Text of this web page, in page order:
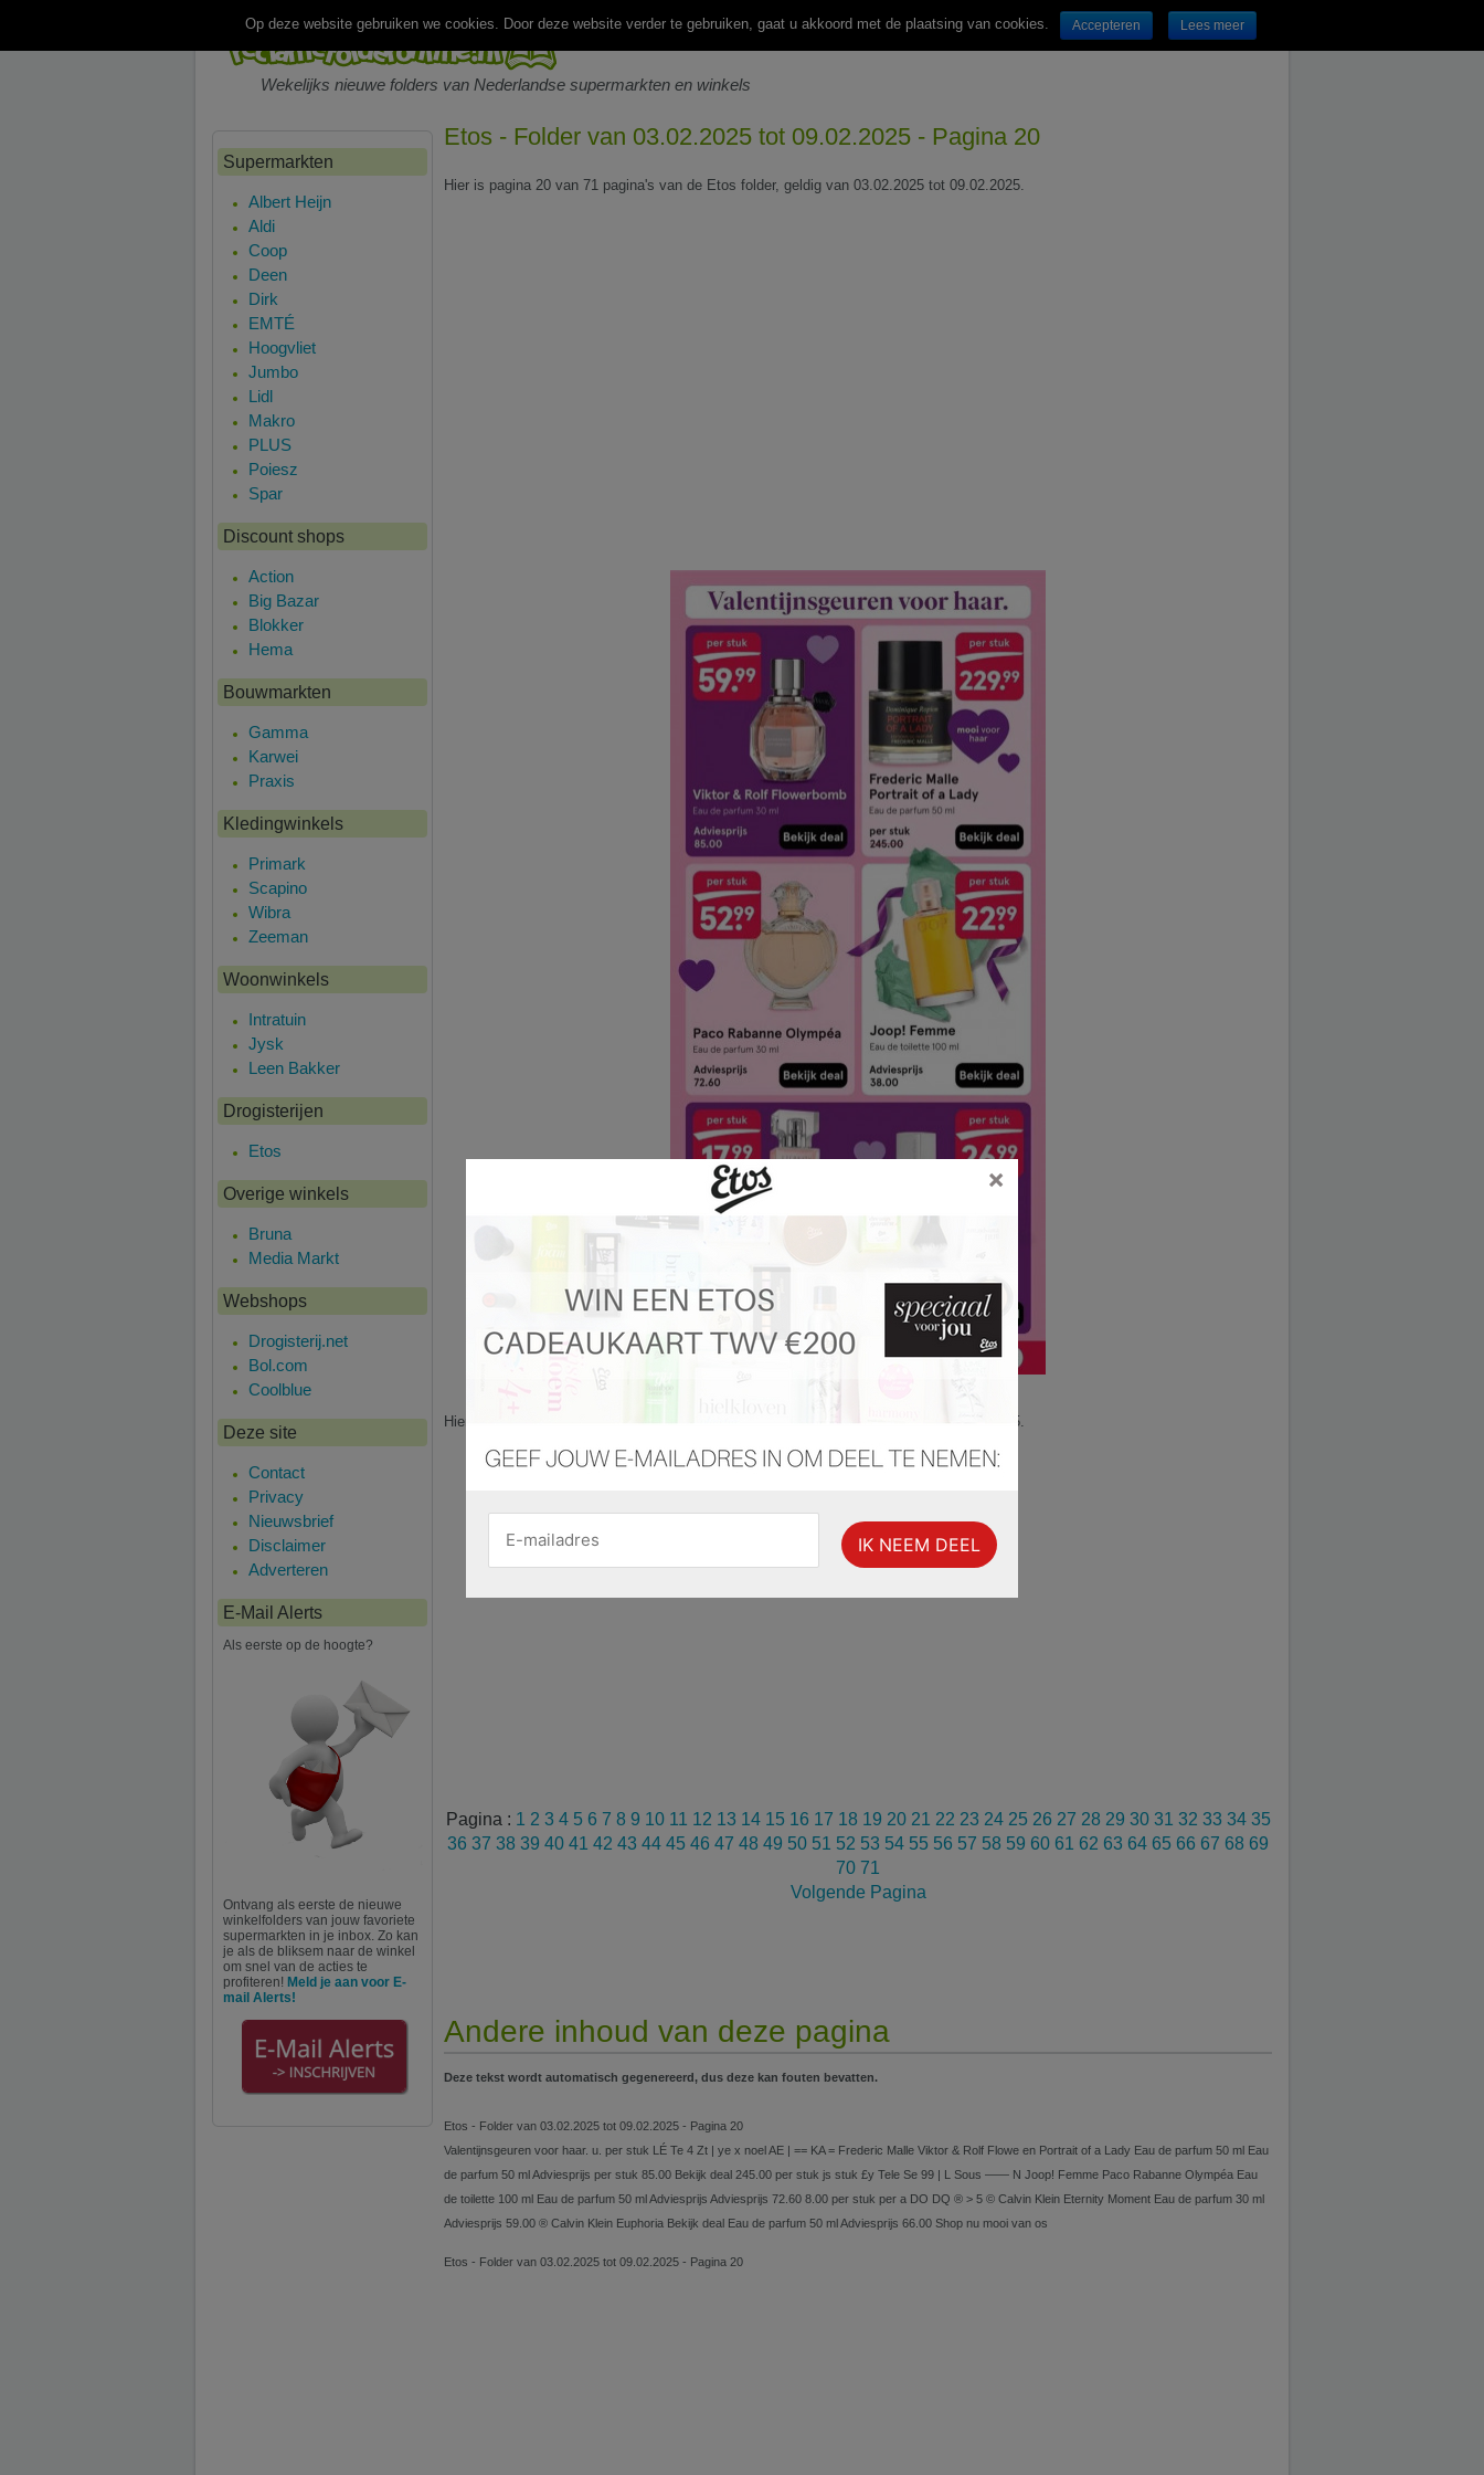
Wekelijks nieuwe folders van Nederlandse supermarkten en winkels
Etos - Folder van 03.02.2025 tot 09.02.2025 - Pagina 20
Hier is pagina 20 van 71 pagina's van de Etos folder, geldig van 03.02.2025 tot 09.02.2025.
Hier is pagina 20 van 71 pagina's van de Etos folder, geldig van 03.02.2025 tot 09.02.2025.
Pagina : 1 2 3 4 5 6 7 8 9 10 11 12 13 14 15 16 17 18 19 20 21 22 23 24 25 26 27 28 29 30 31 32 33 34 35
36 37 38 39 40 41 42 43 44 45 46 47 48 49 50 51 52 53 54 55 56 57 58 59 60 61 62 63 64 65 66 67 68 69
70 71
Volgende Pagina
Andere inhoud van deze pagina
Deze tekst wordt automatisch gegenereerd, dus deze kan fouten bevatten.
Etos - Folder van 03.02.2025 tot 09.02.2025 - Pagina 20
Valentijnsgeuren voor haar. u. per stuk LÉ Te 4 Zt | ye x noel AE | == KA = Frederic Malle Viktor & Rolf Flowe en Portrait of a Lady Eau de parfum 50 ml Eau
de parfum 50 ml Adviesprijs per stuk 85.00 Bekijk deal 245.00 per stuk js stuk £y Tele Se 99 | L Sous —— N Joop! Femme Paco Rabanne Olympéa Eau
de toilette 100 ml Eau de parfum 50 ml Adviesprijs Adviesprijs 72.60 8.00 per stuk per a DO DQ ® > 5 © Calvin Klein Eternity Moment Eau de parfum 30 ml
Adviesprijs 59.00 ® Calvin Klein Euphoria Bekijk deal Eau de parfum 50 ml Adviesprijs 66.00 Shop nu mooi van os
Etos - Folder van 03.02.2025 tot 09.02.2025 - Pagina 20
Supermarkten
Albert Heijn
Aldi
Coop
Deen
Dirk
EMTÉ
Hoogvliet
Jumbo
Lidl
Makro
PLUS
Poiesz
Spar
Discount shops
Action
Big Bazar
Blokker
Hema
Bouwmarkten
Gamma
Karwei
Praxis
Kledingwinkels
Primark
Scapino
Wibra
Zeeman
Woonwinkels
Intratuin
Jysk
Leen Bakker
Drogisterijen
Etos
Overige winkels
Bruna
Media Markt
Webshops
Drogisterij.net
Bol.com
Coolblue
Deze site
Contact
Privacy
Nieuwsbrief
Disclaimer
Adverteren
E-Mail Alerts
Als eerste op de hoogte?
Ontvang als eerste de nieuwe
winkelfolders van jouw favoriete
supermarkten in je inbox. Zo kan
je als de bliksem naar de winkel
om snel van de acties te
profiteren! Meld je aan voor E-
mail Alerts!
Op deze website gebruiken we cookies. Door deze website verder te gebruiken, gaat u akkoord met de plaatsing van cookies. Accepteren Lees meer
×